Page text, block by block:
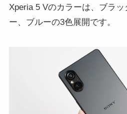
Xperia 5 Vのカラーは、ブラ
ー、ブルーの3色展開です。